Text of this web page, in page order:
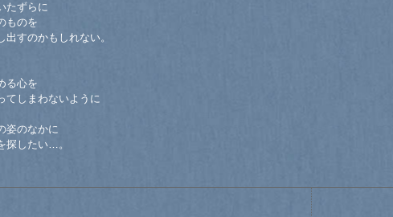
たずらに
ものを
出すのかもしれない。
る心を
てしまわないように
姿のなかに
探したい…。